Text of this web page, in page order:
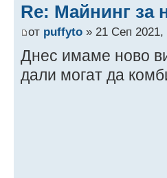
Re: Майнинг за
от puffyto » 21 Сеп 2021,
Днес имаме ново
дали могат да